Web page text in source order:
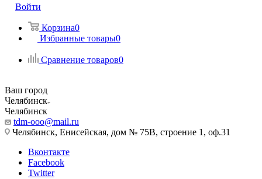
Войти
Корзина0
Избранные товары0
Сравнение товаров0
Ваш город
Челябинск
Челябинск
tdm-ooo@mail.ru
Челябинск, Енисейская, дом № 75В, строение 1, оф.31
Вконтакте
Facebook
Twitter